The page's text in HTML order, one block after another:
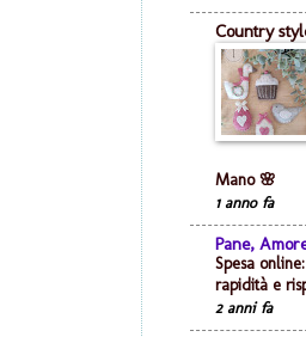
Country
Mano 🌸
1 anno fa
Pane,
Spesa
rapidità e
2 anni fa